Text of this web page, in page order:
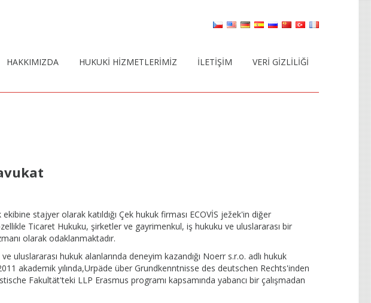
HAKKIMIZDA HUKUKI HIZMETLERIMIZ İLETIŞIM VERI GIZLILIĞI
stajyer olarak katıldığı Çek hukuk firması ECOVİS ježek'in diğer
Ticaret Hukuku, şirketler ve gayrimenkul, iş hukuku ve uluslararası bir
olarak odaklanmaktadır.
uluslararası hukuk alanlarında deneyim kazandığı Noerr s.r.o. adlı hukuk
akademik yılında,Urpäde über Grundkenntnisse des deutschen Rechts'inden
Fakultät'teki LLP Erasmus programı kapsamında yabancı bir çalışmadan